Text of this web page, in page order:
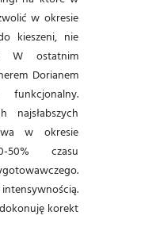
w okresie
kieszeni, nie
W ostatnim
Dorianem
najsłabszych
w okresie
50% czasu
korekt